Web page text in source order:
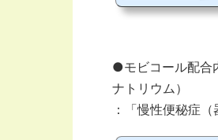
●モビコール配合
ナトリウム）
：「慢性便秘症